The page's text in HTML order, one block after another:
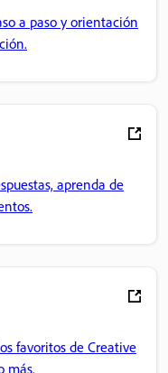
a paso y orientación
aprenda de
favoritos de Creative
más.